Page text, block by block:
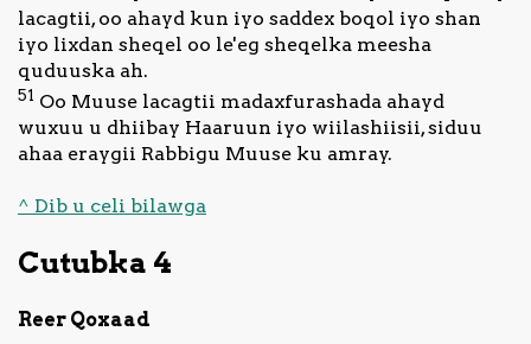
lacagtii, oo ahayd kun iyo saddex boqol iyo shan
iyo lixdan sheqel oo le'eg sheqelka meesha
quduuska ah.
51 Oo Muuse lacagtii madaxfurashada ahayd
wuxuu u dhiibay Haaruun iyo wiilashiisii, siduu
ahaa eraygii Rabbigu Muuse ku amray.
^ Dib u celi bilawga
Cutubka 4
Reer Qoxaad